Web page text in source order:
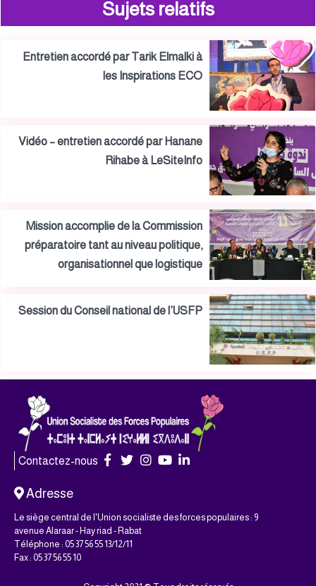
Sujets relatifs
Entretien accordé par Tarik Elmalki à
les Inspirations ECO
Vidéo – entretien accordé par Hanane
Rihabe à LeSiteInfo
Mission accomplie de la Commission
préparatoire tant au niveau politique,
organisationnel que logistique
Session du Conseil national de l’USFP
Contactez-nous
Adresse
Le siège central de l'Union socialiste des forces populaires : 9
avenue Alaraar - Hay riad - Rabat
Téléphone : 05 37 56 55 13/12/11
Fax : 05 37 56 55 10